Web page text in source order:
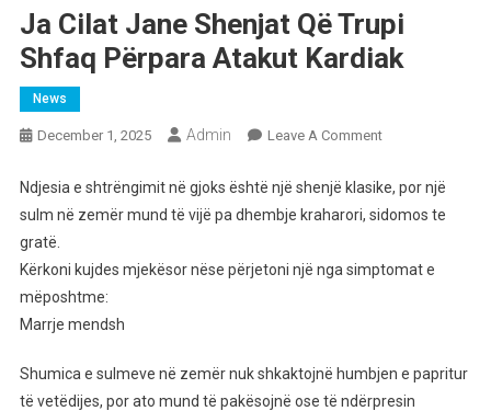
Ja Cilat Jane Shenjat Që Trupi
Shfaq Përpara Atakut Kardiak
News
December 1, 2025 Admin Leave A CommentOn
Cilat
Jane
Që
Kardiak
Ndjesia e shtrëngimit në gjoks është një shenjë klasike, por një
sulm në zemër mund të vijë pa dhembje kraharori, sidomos te
gratë.
Kërkoni kujdes mjekësor nëse përjetoni një nga simptomat e
mëposhtme:
Marrje mendsh
Shumica e sulmeve në zemër nuk shkaktojnë humbjen e papritur
të vetëdijes, por ato mund të pakësojnë ose të ndërpresin